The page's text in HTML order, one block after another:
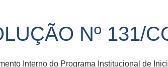
Nº 131/
Interno do Programa Institucional de